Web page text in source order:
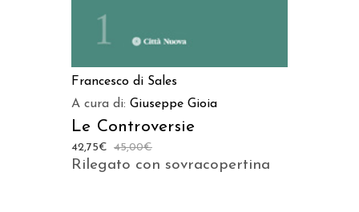
Francesco di Sales
A cura di: Giuseppe Gioia
Le Controversie
45,00€
42,75€
Rilegato con sovracopertina